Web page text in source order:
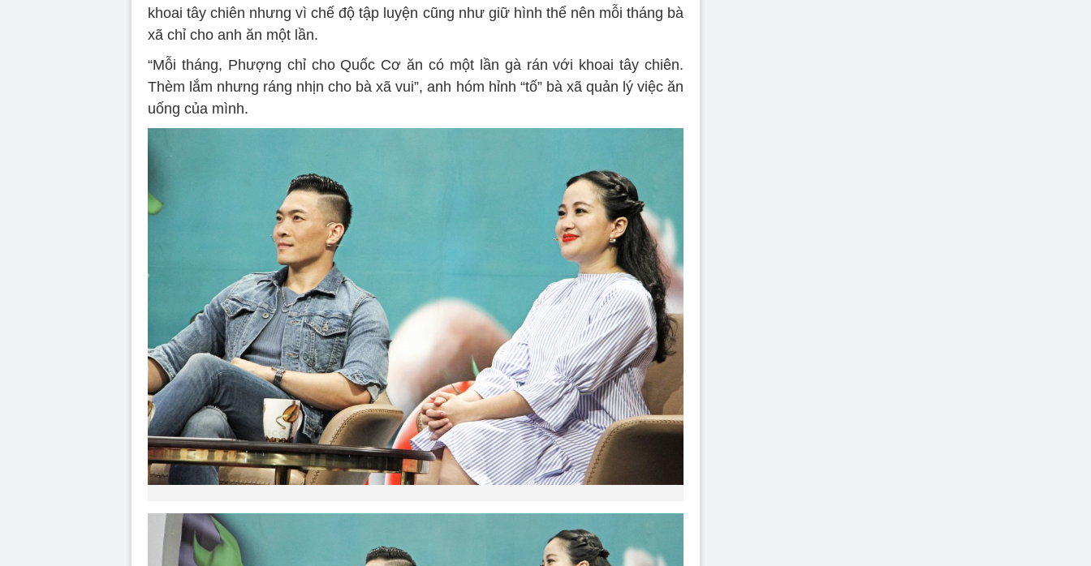
khoai tây chiên nhưng vì chế độ tập luyện cũng như giữ hình thể nên mỗi tháng bà
xã chỉ cho anh ăn một lần.
“Mỗi tháng, Phượng chỉ cho Quốc Cơ ăn có một lần gà rán với khoai tây chiên.
Thèm lắm nhưng ráng nhịn cho bà xã vui”, anh hóm hỉnh “tố” bà xã quản lý việc ăn
uống của mình.